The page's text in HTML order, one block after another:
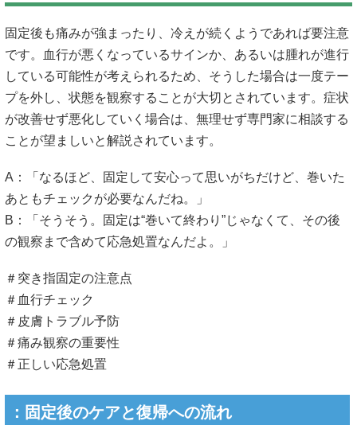
固定後も痛みが強まったり、冷えが続くようであれば要注意
です。血行が悪くなっているサインか、あるいは腫れが進行
している可能性が考えられるため、そうした場合は一度テー
プを外し、状態を観察することが大切とされています。症状
が改善せず悪化していく場合は、無理せず専門家に相談する
ことが望ましいと解説されています。
A：「なるほど、固定して安心って思いがちだけど、巻いた
あともチェックが必要なんだね。」
B：「そうそう。固定は“巻いて終わり”じゃなくて、その後
の観察まで含めて応急処置なんだよ。」
＃突き指固定の注意点
＃血行チェック
＃皮膚トラブル予防
＃痛み観察の重要性
＃正しい応急処置
：固定後のケアと復帰への流れ